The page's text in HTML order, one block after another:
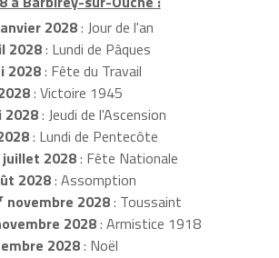
2028: Jour de l'an
2028: Lundi de Pâques
2028: Fête du Travail
: Victoire 1945
2028: Jeudi de l'Ascension
: Lundi de Pentecôte
2028: Fête Nationale
2028: Assomption
novembre 2028: Toussaint
2028: Armistice 1918
2028: Noël